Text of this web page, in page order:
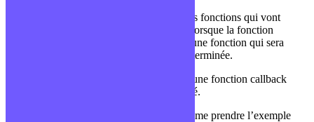
Ce sont des fonctions en paramètre d’autres fonctions qui vont
permettre d’exécuter du code uniquement lorsque la fonction
précédente sera terminée. On donne donc une fonction qui sera
rappelée quand la fonction principale sera terminée.
Dans l’exemple de l’upload, on exécutera une fonction callback
lorsque l’upload sera complètement terminé.
Pour bien imager la notion de callback, j’aime prendre l’exemple